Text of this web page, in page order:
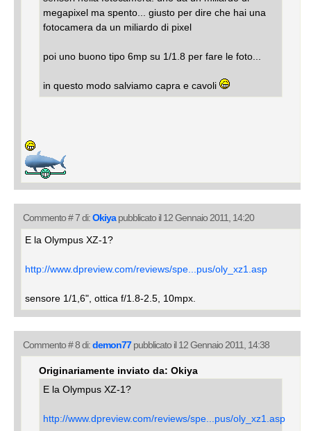
megapixel ma spento... giusto per dire che hai una
fotocamera da un miliardo di pixel
poi uno buono tipo 6mp su 1/1.8 per fare le foto...
in questo modo salviamo capra e cavoli
Commento # 7 di:Okiyapubblicato il 12 Gennaio 2011, 14:20
E la Olympus XZ-1?
http://www.dpreview.com/reviews/spe...pus/oly_xz1.asp
sensore 1/1,6", ottica f/1.8-2.5, 10mpx.
Commento # 8 di:demon77pubblicato il 12 Gennaio 2011, 14:38
Originariamente inviato da: Okiya
E la Olympus XZ-1?
http://www.dpreview.com/reviews/spe...pus/oly_xz1.asp